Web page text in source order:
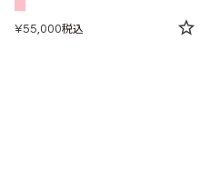
¥55,000税込